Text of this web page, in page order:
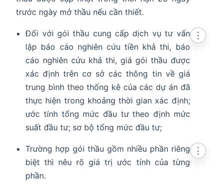
trước ngày mở thầu nếu cần thiết.
Đối với gói thầu cung cấp dịch vụ tư vấn
lập báo cáo nghiên cứu tiền khả thi, báo
cáo nghiên cứu khả thi, giá gói thầu được
xác định trên cơ sở các thông tin về giá
trung bình theo thống kê của các dự án đã
thực hiện trong khoảng thời gian xác định;
ước tính tổng mức đầu tư theo định mức
suất đầu tư; sơ bộ tổng mức đầu tư;
⋮
Trường hợp gói thầu gồm nhiều phần riêng
biệt thì nêu rõ giá trị ước tính của từng
phần.
⋮